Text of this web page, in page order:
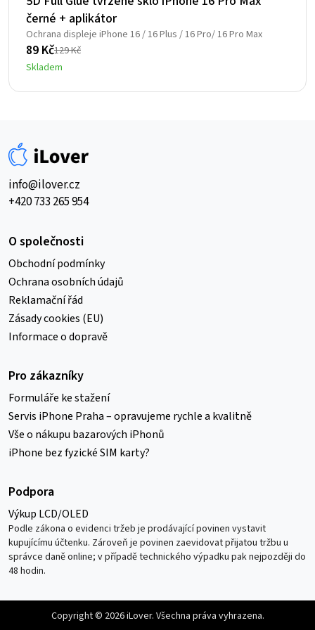
černé + aplikátor
Ochrana displeje iPhone 16 / 16 Plus / 16 Pro/ 16 Pro Max
129Kč
Původní
cena
byla:
89 Kč
Aktuální
cena
je:
Skladem
info@ilover.cz
+420 733 265 954
O společnosti
Obchodní podmínky
Ochrana osobních údajů
Reklamační řád
Zásady cookies (EU)
Informace o dopravě
Pro zákazníky
Formuláře ke stažení
Servis iPhone Praha – opravujeme rychle a kvalitně
Vše o nákupu bazarových iPhonů
iPhone bez fyzické SIM karty?
Podpora
Výkup LCD/OLED
Podle zákona o evidenci tržeb je prodávající povinen vystavit
kupujícímu účtenku. Zároveň je povinen zaevidovat přijatou tržbu u
správce daně online; v případě technického výpadku pak nejpozději do
48 hodin.
Copyright © 2026 iLover. Všechna práva vyhrazena.